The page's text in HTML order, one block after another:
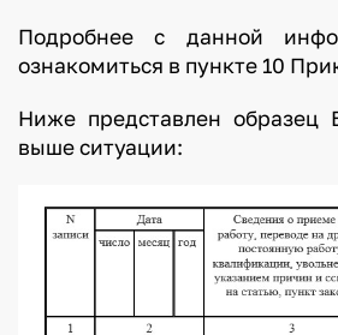
Подробнее с данной
ознакомиться в пункте 10
Ниже представлен образец
выше ситуации: